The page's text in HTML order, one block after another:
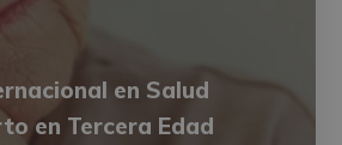
en Salud
en Tercera Edad